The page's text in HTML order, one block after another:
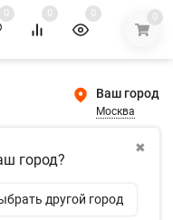
0 0 0 0
Ваш город
Москва
✖
город?
другой город
и получи
при покупке в